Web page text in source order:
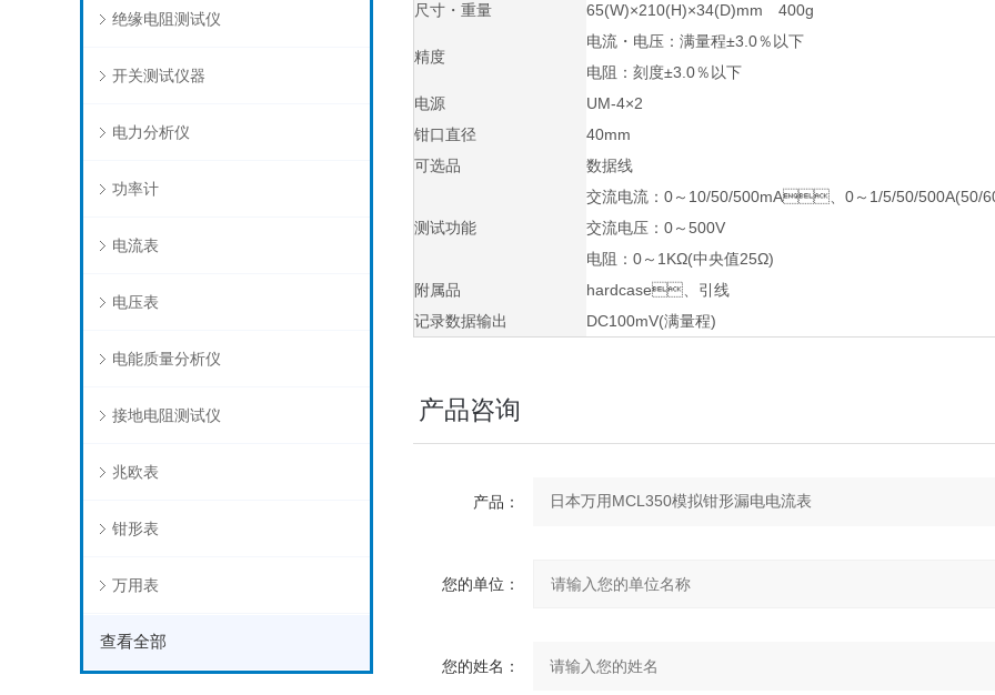
绝缘电阻测试仪
开关测试仪器
电力分析仪
功率计
电流表
电压表
电能质量分析仪
接地电阻测试仪
兆欧表
钳形表
万用表
查看全部
尺寸・重量 65(W)×210(H)×34(D)mm 400g
精度
电流・电压：满量程±3.0％以下
电阻：刻度±3.0％以下
电源
UM-4×2
钳口直径
40mm
可选品
数据线
测试功能
交流电流：0～10/50/500mA、0～1/5/50/500A(50/
交流电压：0～500V
电阻：0～1KΩ(中央值25Ω)
附属品
hardcase、引线
记录数据输出
DC100mV(满量程)
产品咨询
产品：
您的单位：
您的姓名：